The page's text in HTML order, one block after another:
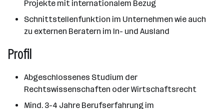
Projekte mit internationalem Bezug
Schnittstellenfunktion im Unternehmen wie auch
zu externen Beratern im In- und Ausland
Profil
Abgeschlossenes Studium der
Rechtswissenschaften oder Wirtschaftsrecht
Mind. 3-4 Jahre Berufserfahrung im